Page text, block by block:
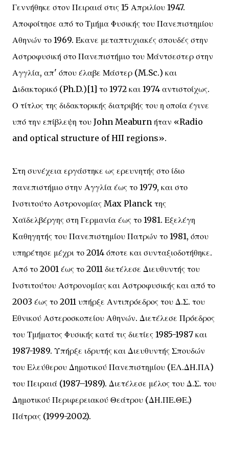
Γεννήθηκε στον Πειραιά στις 15 Απριλίου 1947.
Αποφοίτησε από το Τμήμα Φυσικής του Πανεπιστημίου
Αθηνών το 1969. Έκανε μεταπτυχιακές σπουδές στην
Αστροφυσική στο Πανεπιστήμιο του Μάντσεστερ στην
Αγγλία, απ' όπου έλαβε Μάστερ (M.Sc.) και
Διδακτορικό (Ph.D.)[1] το 1972 και 1974 αντιστοίχως.
Ο τίτλος της διδακτορικής διατριβής του η οποία έγινε
υπό την επίβλεψη του John Meaburn ήταν «Radio
and optical structure of HII regions».
Στη συνέχεια εργάστηκε ως ερευνητής στο ίδιο
πανεπιστήμιο στην Αγγλία έως το 1979, και στο
Ινστιτούτο Αστρονομίας Max Planck της
Χαϊδελβέργης στη Γερμανία έως το 1981. Εξελέγη
Καθηγητής του Πανεπιστημίου Πατρών το 1981, όπου
υπηρέτησε μέχρι το 2014 όποτε και συνταξιοδοτήθηκε.
Από το 2001 έως το 2011 διετέλεσε Διευθυντής του
Ινστιτούτου Αστρονομίας και Αστροφυσικής και από το
2003 έως το 2011 υπήρξε Αντιπρόεδρος του Δ.Σ. του
Εθνικού Αστεροσκοπείου Αθηνών. Διετέλεσε Πρόεδρος
του Τμήματος Φυσικής κατά τις διετίες 1985-1987 και
1987-1989. Υπήρξε ιδρυτής και Διευθυντής Σπουδών
του Ελεύθερου Δημοτικού Πανεπιστημίου (ΕΛ.ΔΗ.ΠΑ)
του Πειραιά (1987–1989). Διετέλεσε μέλος του Δ.Σ. του
Δημοτικού Περιφερειακού Θεάτρου (ΔΗ.ΠΕ.ΘΕ.)
Πάτρας (1999-2002).